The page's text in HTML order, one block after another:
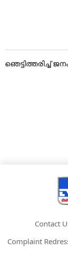
ഞെട്ടിത്തരിച്ച്
Contact
Complaint